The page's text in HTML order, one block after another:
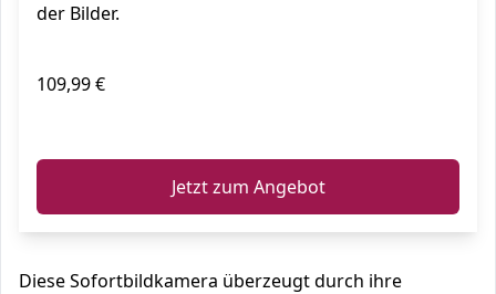
der Bilder.
109,99 €
Jetzt zum Angebot
Diese Sofortbildkamera überzeugt durch ihre